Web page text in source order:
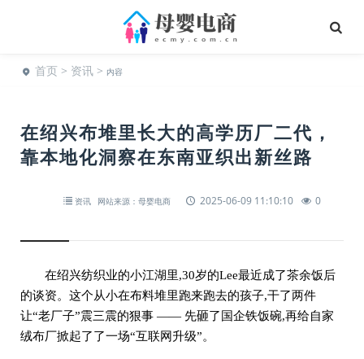
首页 > 资讯 > 内容
在绍兴布堆里长大的高学历厂二代，
靠本地化洞察在东南亚织出新丝路
资讯 网站来源：母婴电商 2025-06-09 11:10:10 0
在绍兴纺织业的小江湖里,30岁的Lee最近成了茶余饭后
的谈资。这个从小在布料堆里跑来跑去的孩子,干了两件
让“老厂子”震三震的狠事 —— 先砸了国企铁饭碗,再给自家
绒布厂掀起了了一场“互联网升级”。